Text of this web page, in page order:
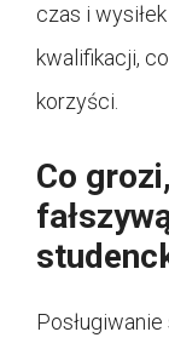
czas i
kwalifikacji,
korzyści.
Co